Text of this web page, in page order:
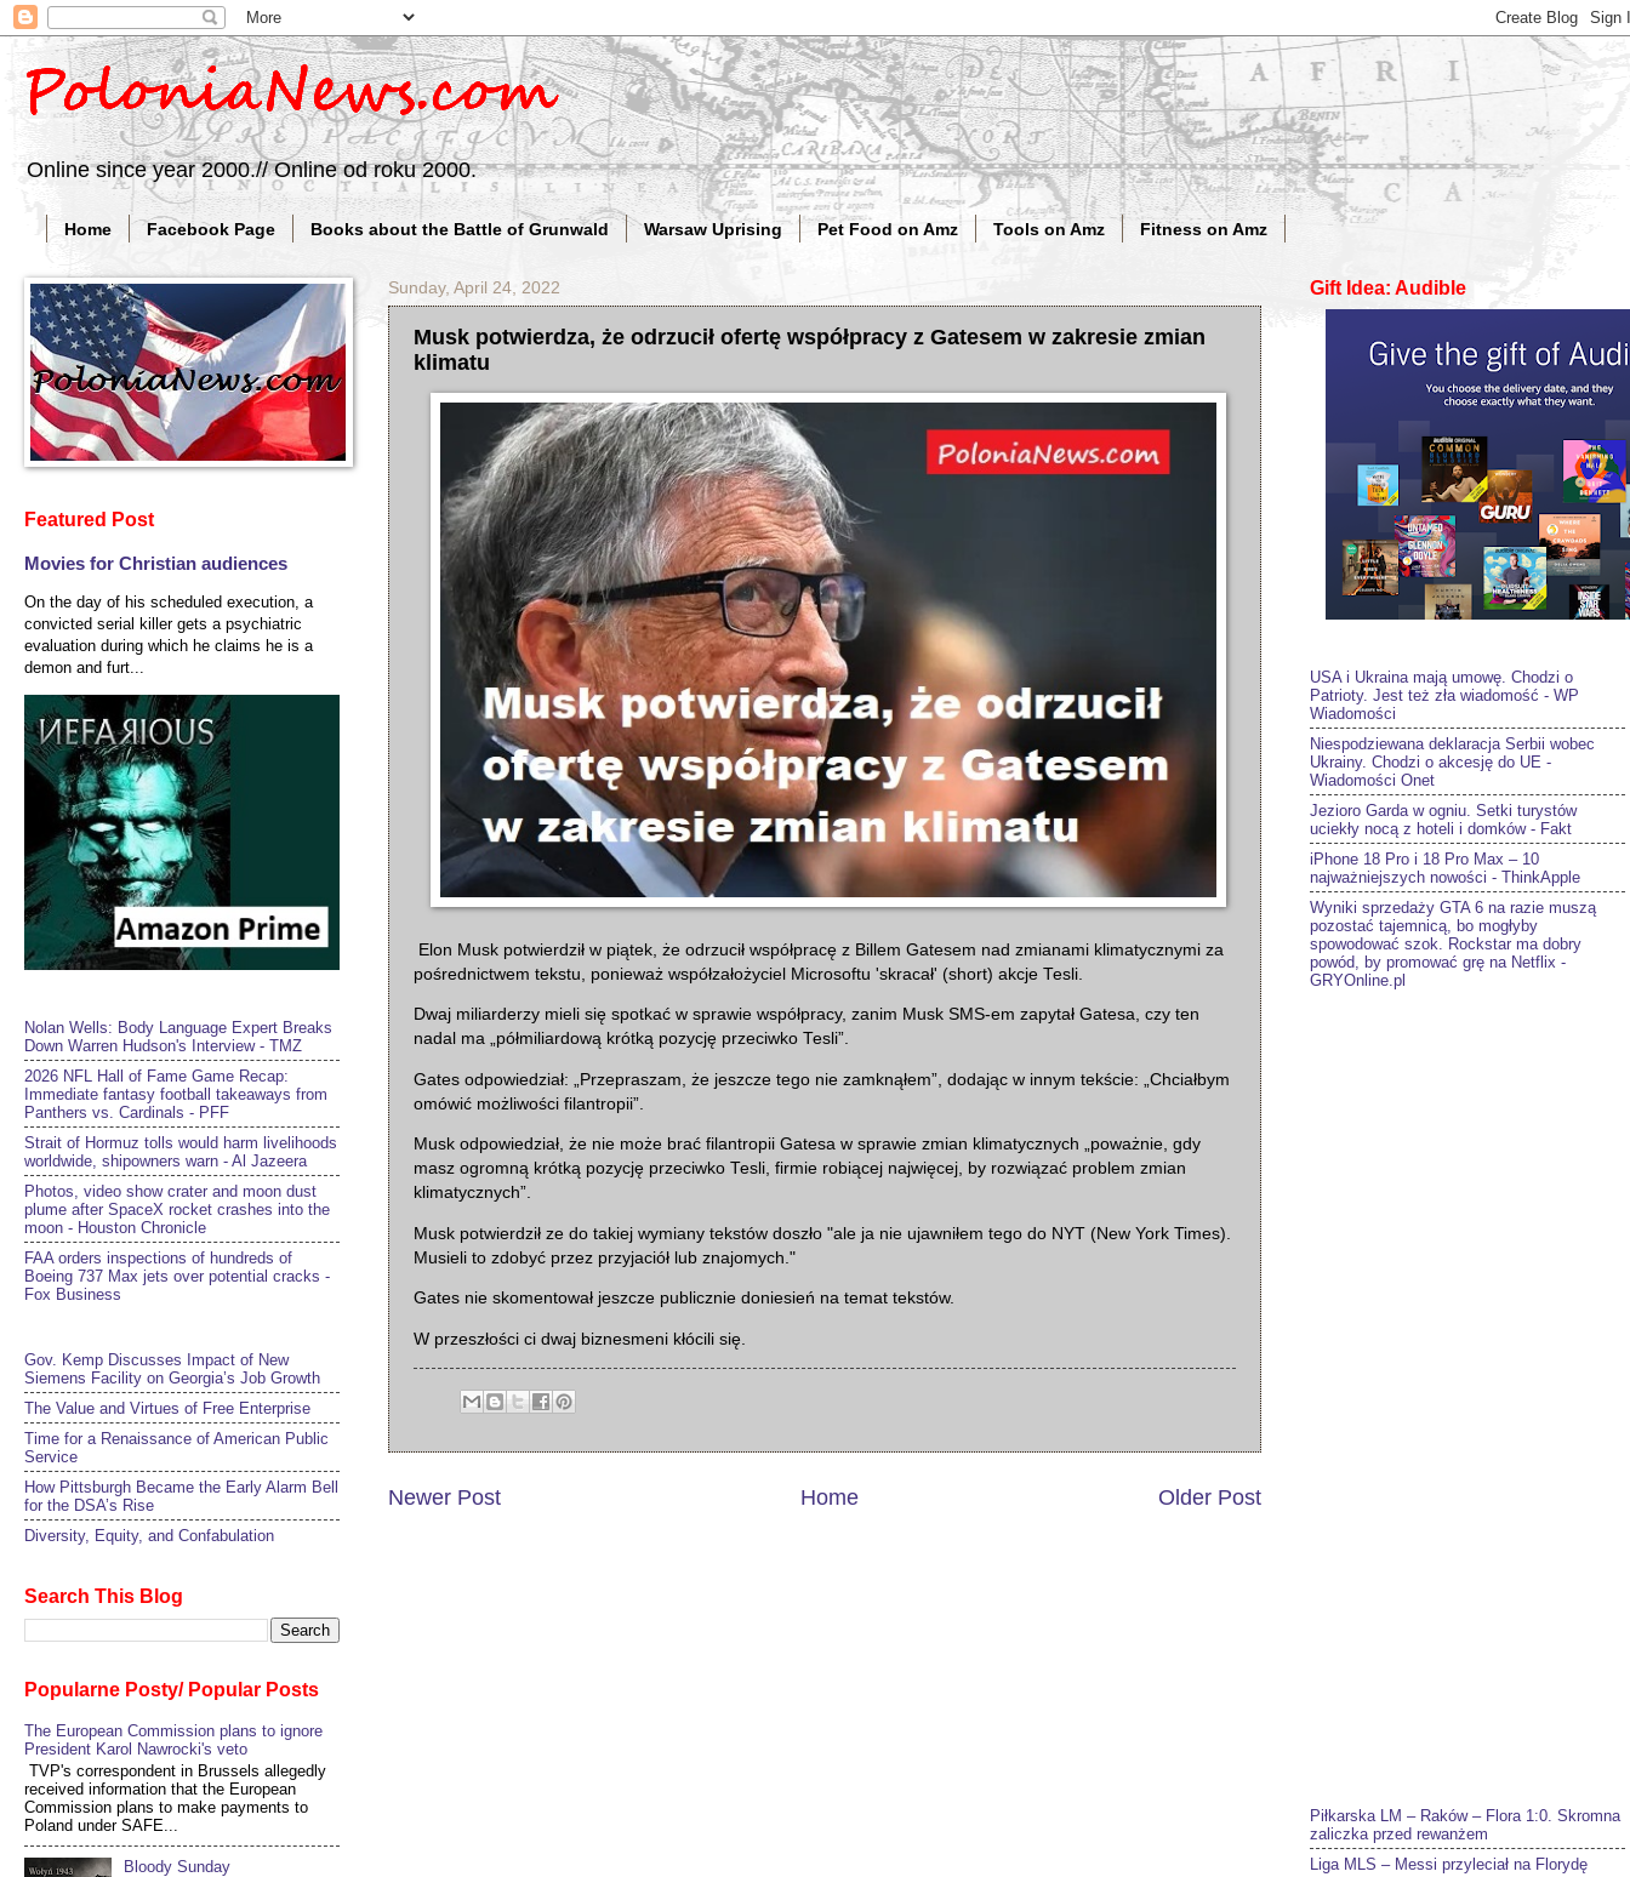
Online since year 2000.// Online od roku 2000.
Home Facebook Page Books about the Battle of Grunwald Warsaw Uprising Pet Food on Amz Tools on Amz Fitness on Amz
Sunday, April 24, 2022
Musk potwierdza, że odrzucił ofertę współpracy z Gatesem w zakresie zmian
klimatu
Elon Musk potwierdził w piątek, że odrzucił współpracę z Billem Gatesem nad zmianami klimatycznymi za
pośrednictwem tekstu, ponieważ współzałożyciel Microsoftu 'skracał' (short) akcje Tesli.
Dwaj miliarderzy mieli się spotkać w sprawie współpracy, zanim Musk SMS-em zapytał Gatesa, czy ten
nadal ma „półmiliardową krótką pozycję przeciwko Tesli”.
Gates odpowiedział: „Przepraszam, że jeszcze tego nie zamknąłem”, dodając w innym tekście: „Chciałbym
omówić możliwości filantropii”.
Musk odpowiedział, że nie może brać filantropii Gatesa w sprawie zmian klimatycznych „poważnie, gdy
masz ogromną krótką pozycję przeciwko Tesli, firmie robiącej najwięcej, by rozwiązać problem zmian
klimatycznych”.
Musk potwierdził ze do takiej wymiany tekstów doszło "ale ja nie ujawniłem tego do NYT (New York Times).
Musieli to zdobyć przez przyjaciół lub znajomych."
Gates nie skomentował jeszcze publicznie doniesień na temat tekstów.
W przeszłości ci dwaj biznesmeni kłócili się.
Newer Post Older Post
Home
Featured Post
Movies for Christian audiences
On the day of his scheduled execution, a
convicted serial killer gets a psychiatric
evaluation during which he claims he is a
demon and furt...
Nolan Wells: Body Language Expert Breaks
Down Warren Hudson's Interview - TMZ
2026 NFL Hall of Fame Game Recap:
Immediate fantasy football takeaways from
Panthers vs. Cardinals - PFF
Strait of Hormuz tolls would harm livelihoods
worldwide, shipowners warn - Al Jazeera
Photos, video show crater and moon dust
plume after SpaceX rocket crashes into the
moon - Houston Chronicle
FAA orders inspections of hundreds of
Boeing 737 Max jets over potential cracks -
Fox Business
Gov. Kemp Discusses Impact of New
Siemens Facility on Georgia’s Job Growth
The Value and Virtues of Free Enterprise
Time for a Renaissance of American Public
Service
How Pittsburgh Became the Early Alarm Bell
for the DSA’s Rise
Diversity, Equity, and Confabulation
Search This Blog
Popularne Posty/ Popular Posts
The European Commission plans to ignore
President Karol Nawrocki's veto
TVP's correspondent in Brussels allegedly
received information that the European
Commission plans to make payments to
Poland under SAFE...
Bloody Sunday
Gift Idea: Audible
USA i Ukraina mają umowę. Chodzi o
Patrioty. Jest też zła wiadomość - WP
Wiadomości
Niespodziewana deklaracja Serbii wobec
Ukrainy. Chodzi o akcesję do UE -
Wiadomości Onet
Jezioro Garda w ogniu. Setki turystów
uciekły nocą z hoteli i domków - Fakt
iPhone 18 Pro i 18 Pro Max – 10
najważniejszych nowości - ThinkApple
Wyniki sprzedaży GTA 6 na razie muszą
pozostać tajemnicą, bo mogłyby
spowodować szok. Rockstar ma dobry
powód, by promować grę na Netflix -
GRYOnline.pl
Piłkarska LM – Raków – Flora 1:0. Skromna
zaliczka przed rewanżem
Liga MLS – Messi przyleciał na Florydę